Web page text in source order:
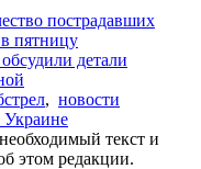
пострадавших
пятницу
детали
, новости
текст и
этом редакции.